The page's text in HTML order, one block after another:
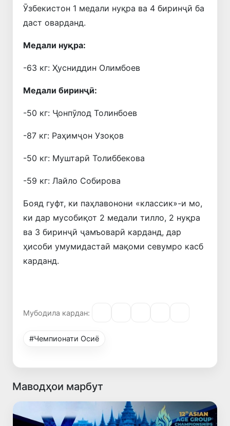
Ӯзбекистон 1 медали нуқра ва 4 биринҷӣ ба
даст оварданд.
Медали нуқра:
-63 кг: Ҳусниддин Олимбоев
Медали биринҷӣ:
-50 кг: Ҷонпӯлод Толинбоев
-87 кг: Раҳимҷон Узоқов
-50 кг: Муштарӣ Толиббекова
-59 кг: Лайло Собирова
Бояд гуфт, ки паҳлавонони «классик»-и мо,
ки дар мусобиқот 2 медали тилло, 2 нуқра
ва 3 биринҷӣ ҷамъоварӣ карданд, дар
ҳисоби умумидастаӣ мақоми севумро касб
карданд.
Мубодила кардан:
#Чемпионати Осиё
Маводҳои марбут